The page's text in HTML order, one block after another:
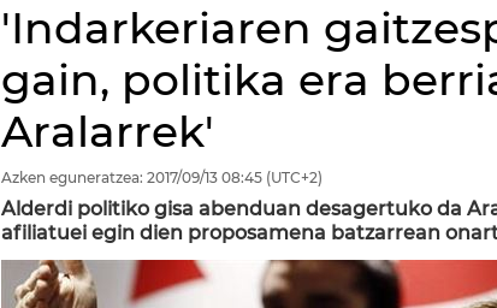
'Indarkeriaren
gain, politika era
Aralarrek'
Azken eguneratzea: 2017/09/13 08:45 (UTC+2)
Alderdi politiko gisa abenduan desagertuko da
afiliatuei egin dien proposamena batzarrean